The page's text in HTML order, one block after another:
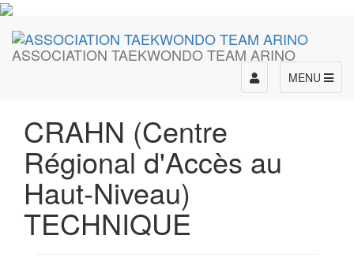
ASSOCIATION TAEKWONDO TEAM ARINO
MENU
Toggle
navigation
CRAHN (Centre
Régional d'Accès au
Haut-Niveau)
TECHNIQUE